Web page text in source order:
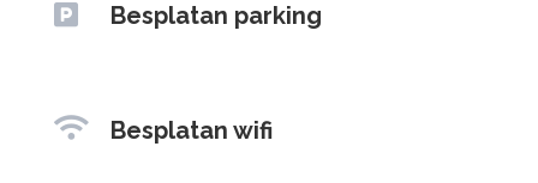
 Besplatan parking
 Besplatan wifi